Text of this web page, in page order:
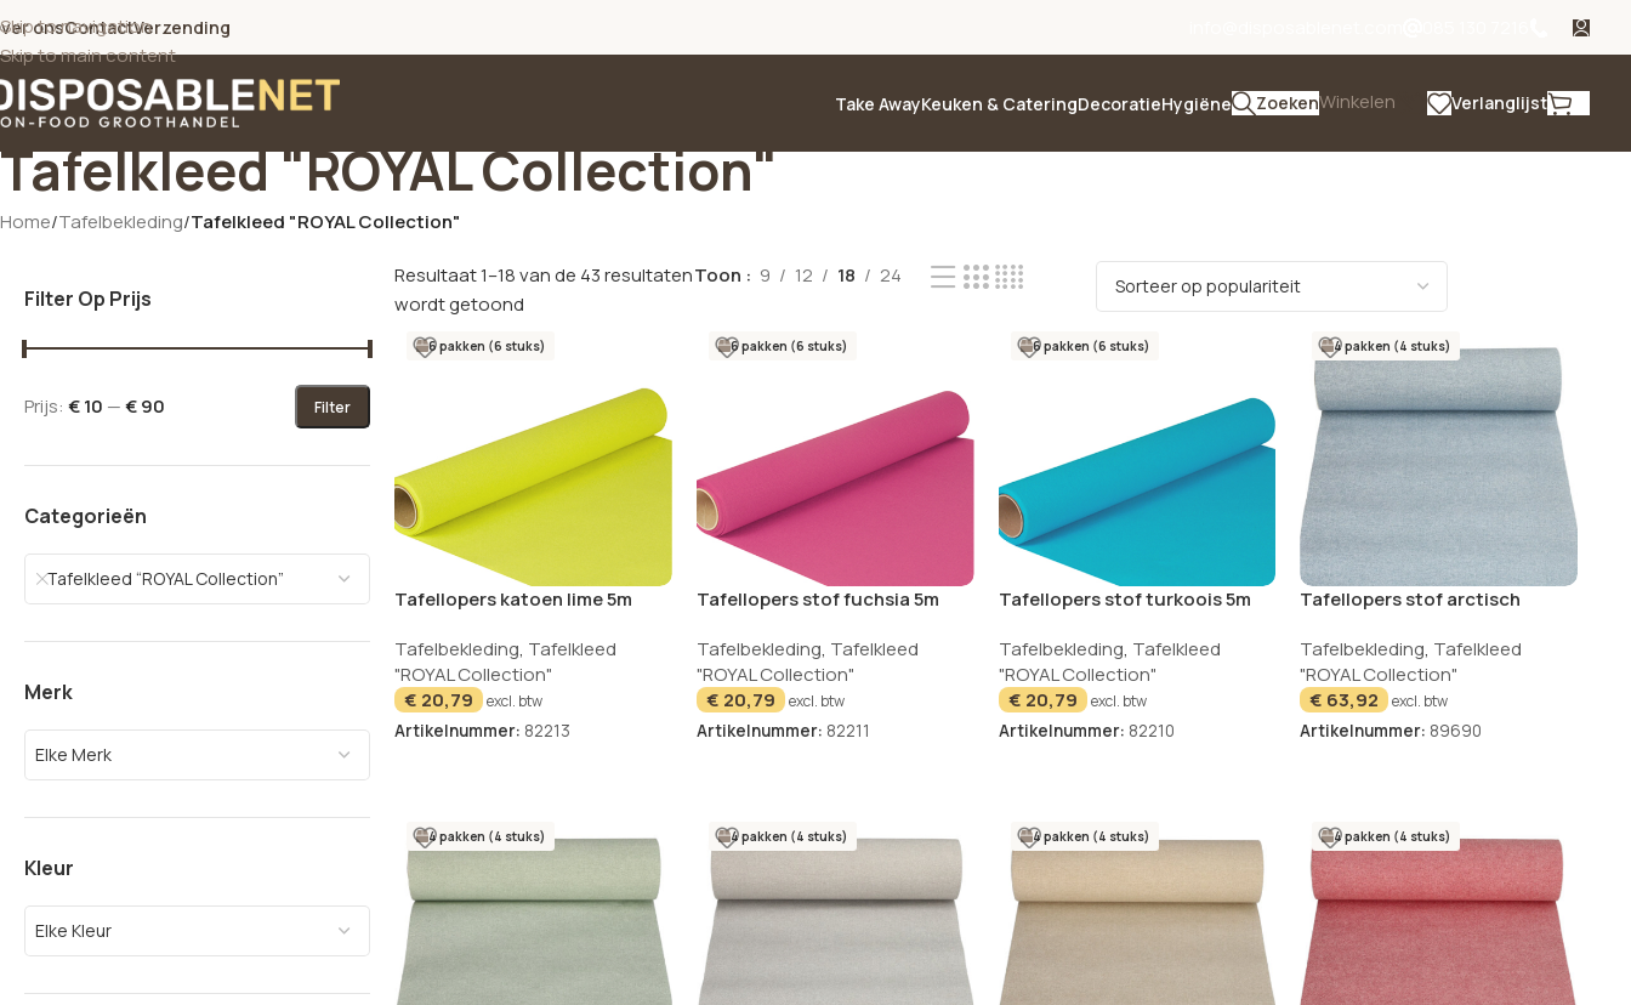
Skip to navigation
Skip to main content
onsContactVerzending
Take AwayKeuken & CateringDecoratieHygiëne ZoekenWinkelen Verlanglijst
Tafelkleed "ROYAL Collection"
Home/Tafelbekleding/Tafelkleed "ROYAL Collection"
Filter Op Prijs
Filter
Prijs: € 10 —€ 90
Categorieën
Tafelkleed “ROYAL Collection”
Merk
Elke Merk
Kleur
Elke Kleur
Resultaat 1–18 van de 43 resultaten
wordt getoond
Toon 9 12 18 24
6 pakken (6 stuks)
Tafellopers katoen lime 5m
Tafelbekleding, Tafelkleed
"ROYAL Collection"
€ 20,79 excl. btw
Artikelnummer: 82213
6 pakken (6 stuks)
Tafellopers stof fuchsia 5m
Tafelbekleding, Tafelkleed
"ROYAL Collection"
€ 20,79 excl. btw
Artikelnummer: 82211
6 pakken (6 stuks)
Tafellopers stof turkoois 5m
Tafelbekleding, Tafelkleed
"ROYAL Collection"
€ 20,79 excl. btw
Artikelnummer: 82210
4 pakken (4 stuks)
Tafellopers stof arctisch
Royal Collection
Tafelbekleding, Tafelkleed
"ROYAL Collection"
€ 63,92 excl. btw
Artikelnummer: 89690
4 pakken (4 stuks) 4 pakken (4 stuks) 4 pakken (4 stuks) 4 pakken (4 stuks)